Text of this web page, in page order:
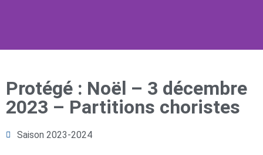
Protégé : Noël – 3 décembre
2023 – Partitions choristes
Saison 2023-2024